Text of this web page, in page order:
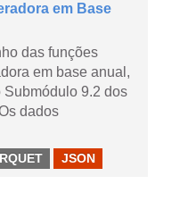
em Base
das funções
em base anual,
9.2 dos
dados
JSON